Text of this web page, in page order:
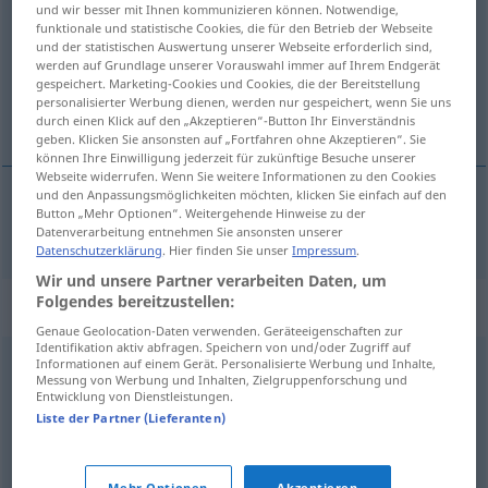
Übersicht aller Übersetzungen
(Für mehr Details die Übersetzung anklicken/antippen)
en grand nombre
engrandnombre zuhauf
Synonyme für "zuhauf"
zahlreich,massenhaft,scharenweise,waggonweise
haufenweise,unbegrenzt,reich,zahlreich,massenhaft
und wir besser mit Ihnen kommunizieren können. Notwendige,
funktionale und statistische Cookies, die für den Betrieb der Webseite
und der statistischen Auswertung unserer Webseite erforderlich sind,
werden auf Grundlage unserer Vorauswahl immer auf Ihrem Endgerät
gespeichert. Marketing-Cookies und Cookies, die der Bereitstellung
personalisierter Werbung dienen, werden nur gespeichert, wenn Sie uns
durch einen Klick auf den „Akzeptieren“-Button Ihr Einverständnis
geben. Klicken Sie ansonsten auf „Fortfahren ohne Akzeptieren“. Sie
können Ihre Einwilligung jederzeit für zukünftige Besuche unserer
Webseite widerrufen. Wenn Sie weitere Informationen zu den Cookies
und den Anpassungsmöglichkeiten möchten, klicken Sie einfach auf den
Button „Mehr Optionen“. Weitergehende Hinweise zu der
Datenverarbeitung entnehmen Sie ansonsten unserer
Datenschutzerklärung. Hier finden Sie unserImpressum.
Wir und unsere Partner verarbeiten Daten, um
Folgendes bereitzustellen:
Genaue Geolocation-Daten verwenden. Geräteeigenschaften zur
Identifikation aktiv abfragen. Speichern von und/oder Zugriff auf
Informationen auf einem Gerät. Personalisierte Werbung und Inhalte,
Messung von Werbung und Inhalten, Zielgruppenforschung und
Entwicklung von Dienstleistungen.
Liste der Partner (Lieferanten)